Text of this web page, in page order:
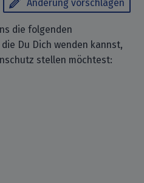
Änderung vorschlagen
die folgenden
Du Dich wenden kannst,
stellen möchtest: